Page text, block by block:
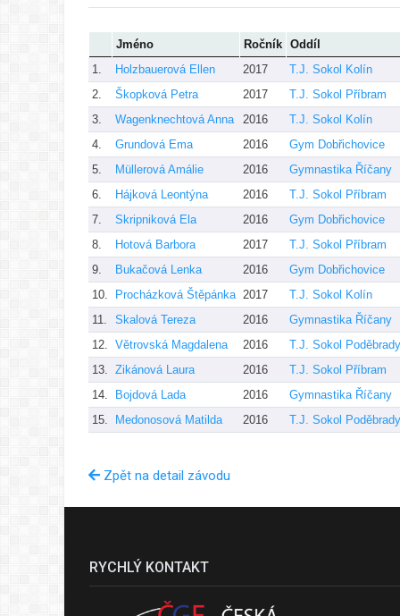
Jméno Ročník Oddíl
1.
Holzbauerová Ellen 2017
T.J. Sokol Kolín
2.
Škopková Petra 2017
T.J. Sokol Příbram
3.
Wagenknechtová Anna 2016
T.J. Sokol Kolín
4.
Grundová Ema 2016
Gym Dobřichovice
5.
Müllerová Amálie 2016
Gymnastika Říčany
6.
Hájková Leontýna 2016
T.J. Sokol Příbram
7.
Skripniková Ela 2016
Gym Dobřichovice
8.
Hotová Barbora 2017
T.J. Sokol Příbram
9.
Bukačová Lenka 2016
Gym Dobřichovice
10.
Procházková Štěpánka 2017
T.J. Sokol Kolín
11.
Skalová Tereza 2016
Gymnastika Říčany
12.
Větrovská Magdalena 2016
T.J. Sokol Poděbrady
13.
Zikánová Laura 2016
T.J. Sokol Příbram
14.
Bojdová Lada 2016
Gymnastika Říčany
15.
Medonosová Matilda 2016 T.J. Sokol Poděbrady
Zpět na detail závodu
RYCHLÝ KONTAKT